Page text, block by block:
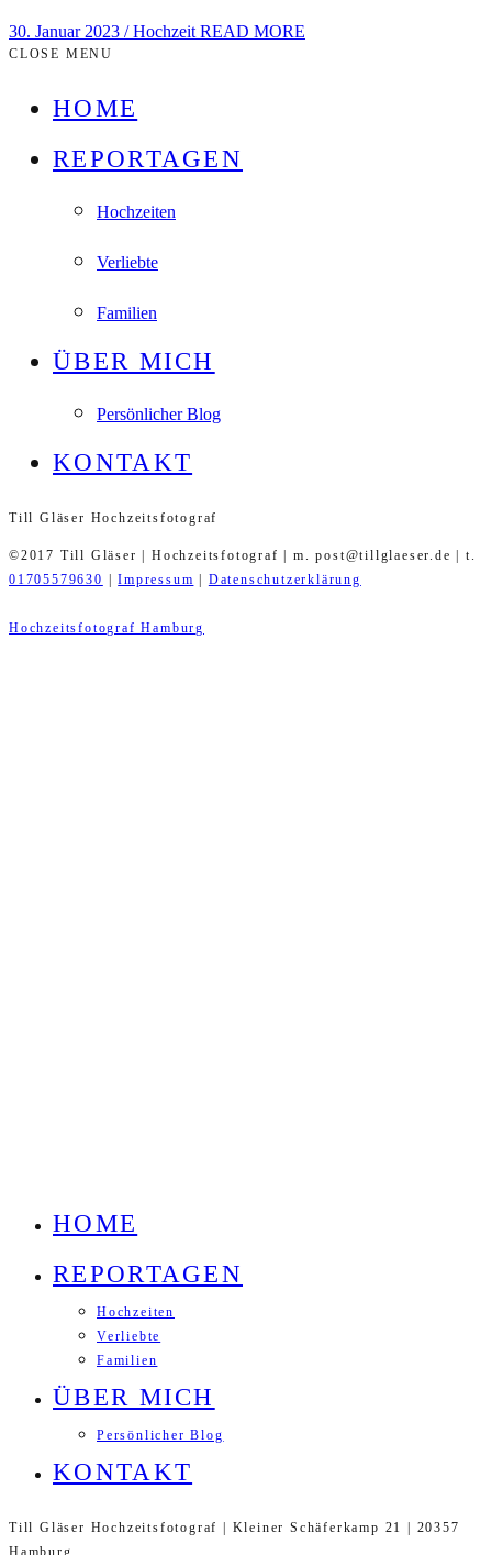
30. Januar 2023 /Hochzeit READ MORE
CLOSE MENU
HOME
REPORTAGEN
Hochzeiten
Verliebte
Familien
ÜBER MICH
Persönlicher Blog
KONTAKT
Till Gläser Hochzeitsfotograf
©2017 Till Gläser | Hochzeitsfotograf | m. post@tillglaeser.de | t.
01705579630 |Impressum | Datenschutzerklärung
Hochzeitsfotograf Hamburg
HOME
REPORTAGEN
Hochzeiten
Verliebte
Familien
ÜBER MICH
Persönlicher Blog
KONTAKT
Till Gläser Hochzeitsfotograf | Kleiner Schäferkamp 21 | 20357
Hamburg